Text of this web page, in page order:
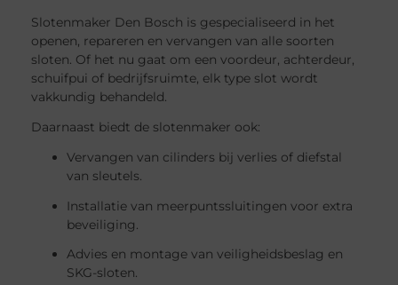
Slotenmaker Den Bosch is gespecialiseerd in het
openen, repareren en vervangen van alle soorten
sloten. Of het nu gaat om een voordeur, achterdeur,
schuifpui of bedrijfsruimte, elk type slot wordt
vakkundig behandeld.
Daarnaast biedt de slotenmaker ook:
Vervangen van cilinders bij verlies of diefstal
van sleutels.
Installatie van meerpuntssluitingen voor extra
beveiliging.
Advies en montage van veiligheidsbeslag en
SKG-sloten.